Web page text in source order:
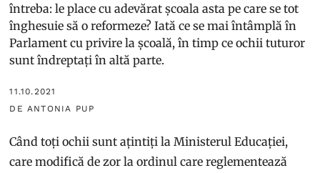
întreba: le place cu adevărat școala asta pe care se tot
înghesuie să o reformeze? Iată ce se mai întâmplă în
Parlament cu privire la școală, în timp ce ochii tuturor
sunt îndreptați în altă parte.
11.10.2021
DE ANTONIA PUP
Când toți ochii sunt ațintiți la Ministerul Educației,
care modifică de zor la ordinul care reglementează